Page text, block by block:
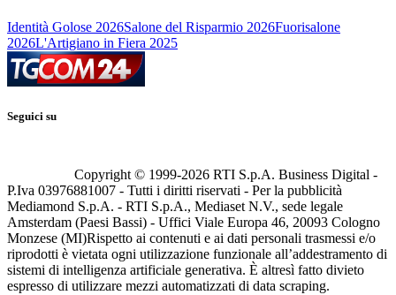
Identità Golose 2026Salone del Risparmio 2026Fuorisalone
2026L'Artigiano in Fiera 2025
Seguici su
Copyright © 1999-2026 RTI S.p.A. Business Digital -
P.Iva 03976881007 - Tutti i diritti riservati - Per la pubblicità
Mediamond S.p.A. - RTI S.p.A., Mediaset N.V., sede legale
Amsterdam (Paesi Bassi) - Uffici Viale Europa 46, 20093 Cologno
Monzese (MI)Rispetto ai contenuti e ai dati personali trasmessi e/o
riprodotti è vietata ogni utilizzazione funzionale all’addestramento di
sistemi di intelligenza artificiale generativa. È altresì fatto divieto
espresso di utilizzare mezzi automatizzati di data scraping.